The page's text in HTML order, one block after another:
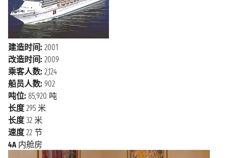
玻璃艺术馆（Chihuly Garden and Glass）。如果您喜欢俯
瞰城市，您可以参观太空 针塔（Space Needle
Observatory），城市的壮丽景色将尽收眼底。 西雅图的
特色美食和当地手工艺品 西雅图的美食深受太平洋地
理位置的影响，新鲜的海产品应有尽有。当地特色菜包
括烤三 文鱼、蛤蜊杂烩和美味的邓杰内斯蟹。此外，
西雅图也不乏融合了亚洲和北美风味的美食 。您还可
以品尝西雅图著名的咖啡厅翁布里亚咖啡馆（Café
Umbria），购买当地手工艺 品，如名牌服装和饰品。
乘邮轮从西雅图出发，探索西北海岸最美的风景 如果
您想乘坐邮轮探索美国和加拿大西北海岸，西雅图是最
佳出发地。从西雅图出发搭乘 邮轮，您便有机会游览
温哥华、维多利亚和阿拉斯加等标志性目的地，欣赏令
建造时间: 2001
改造时间: 2009
乘客人数: 2,124
船员人数: 902
吨位: 85,920 吨
长度 295 米
长度 32 米
速度 22 节
4A 内舱房